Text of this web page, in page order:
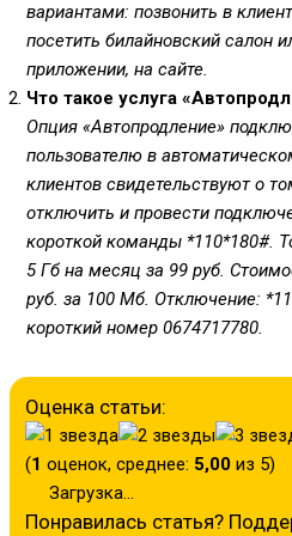
вариантами: позвонить в
посетить билайновский салон
приложении, на сайте.
Что такое услуга
Опция «Автопродление»
пользователю в
клиентов свидетельствуют о
отключить и провести
короткой команды *110*180#.
5 Гб на месяц за 99 руб.
руб. за 100 Мб. Отключение:
короткий номер 0674717780.
Оценка статьи:
(1 оценок, среднее: 5,00 из 5)
Загрузка...
Понравилась статья?